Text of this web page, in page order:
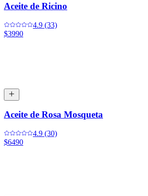
Aceite de Ricino
4.9 (33)
$3990
Aceite de Rosa Mosqueta
4.9 (30)
$6490